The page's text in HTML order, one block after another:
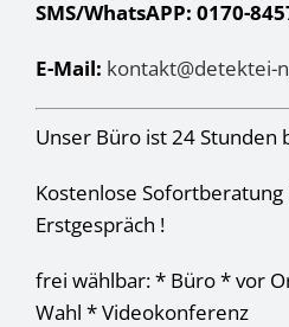
SMS/WhatsAPP: 0170-
E-Mail: kontakt@detektei-
Unser Büro ist 24 Stunden
Kostenlose Sofortberatung
Erstgespräch !
frei wählbar: * Büro * vor
Wahl * Videokonferenz